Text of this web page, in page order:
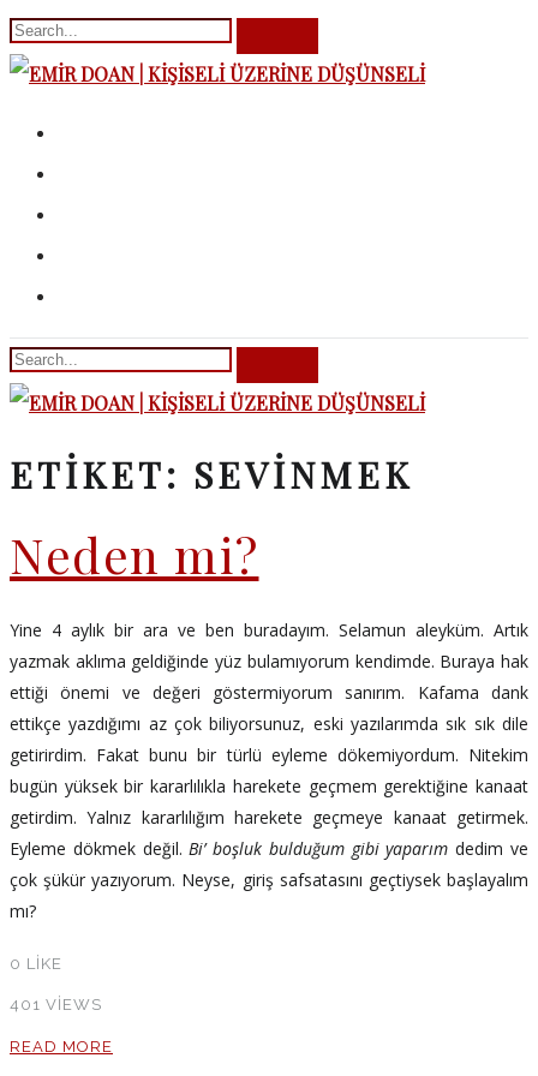
ETIKET: SEVINMEK
Neden mi?
Yine 4 aylık bir ara ve ben buradayım. Selamun aleyküm. Artık
yazmak aklıma geldiğinde yüz bulamıyorum kendimde. Buraya hak
ettiği önemi ve değeri göstermiyorum sanırım. Kafama dank
ettikçe yazdığımı az çok biliyorsunuz, eski yazılarımda sık sık dile
getirirdim. Fakat bunu bir türlü eyleme dökemiyordum. Nitekim
bugün yüksek bir kararlılıkla harekete geçmem gerektiğine kanaat
getirdim. Yalnız kararlılığım harekete geçmeye kanaat getirmek.
Eyleme dökmek değil.Bi’ boşluk bulduğum gibi yaparım dedim ve
çok şükür yazıyorum. Neyse, giriş safsatasını geçtiysek başlayalım
mı?
0 LIKE
401 VIEWS
READ MORE